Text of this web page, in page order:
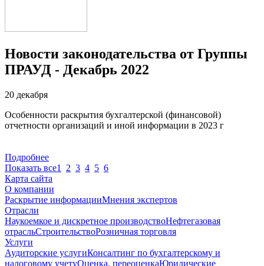
Новости законодательства от Группы
ПРАУД - Декабрь 2022
20 декабря
Особенности раскрытия бухгалтерской (финансовой)
отчетности организаций и иной информации в 2023 г
Подробнее
Показать все1 2 3 4 5 6
Карта сайта
О компании
Раскрытие информацииМнения экспертов
Отрасли
Наукоемкое и дискретное производствоНефтегазовая
отрасльСтроительствоРозничная торговля
Услуги
Аудиторские услугиКонсалтинг по бухгалтерскому и
налоговому учетуОценка, переоценкаЮридические